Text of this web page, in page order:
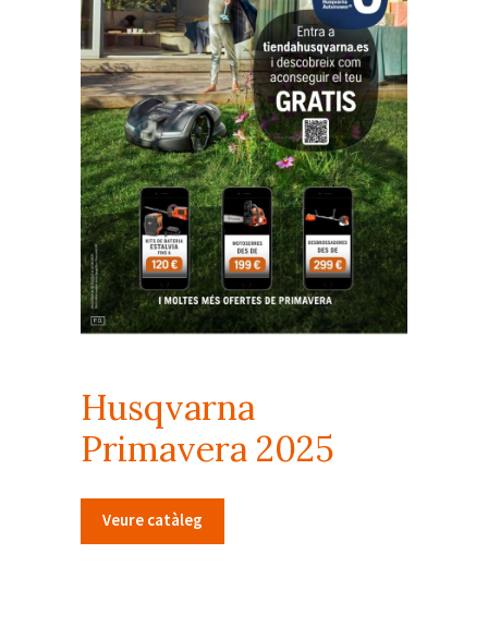
Husqvarna
Primavera 2025
Veure catàleg